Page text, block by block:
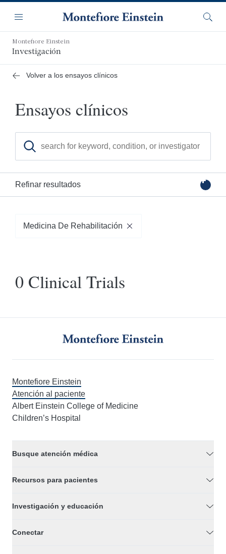
contenido
principal
Navegación
Menú
Montefiore Einstein
Investigación
Volver a los ensayos clínicos
Ensayos clínicos
Refinar resultados
Filtrar por edad
Estado de la contratación
Fase de prueba
Seleccionar fase
Medicina De Rehabilitación
0 Clinical Trials
Montefiore Einstein
Atención al paciente
Albert Einstein College of Medicine
Children’s Hospital
Busque atención médica
Recursos para pacientes
Investigación y educación
Conectar